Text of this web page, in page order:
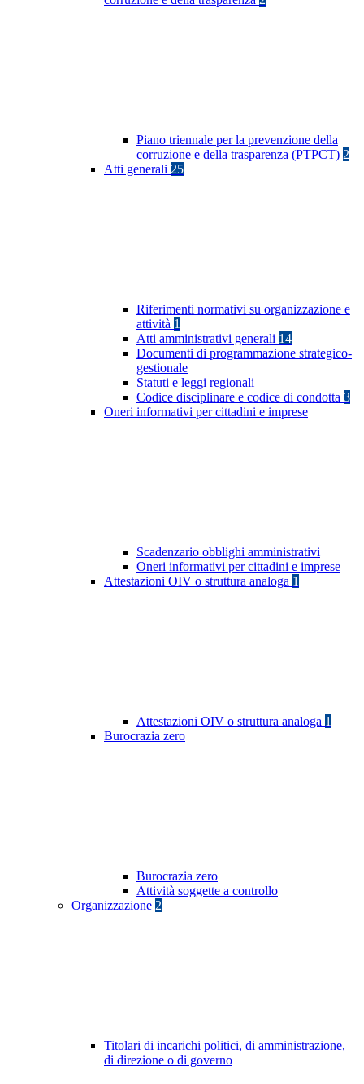
Piano triennale per la prevenzione della
corruzione e della trasparenza (PTPCT) 2
Atti generali 25
Riferimenti normativi su organizzazione e
attività 1
Atti amministrativi generali 14
Documenti di programmazione strategico-
gestionale
Statuti e leggi regionali
Codice disciplinare e codice di condotta 3
Oneri informativi per cittadini e imprese
Scadenzario obblighi amministrativi
Oneri informativi per cittadini e imprese
Attestazioni OIV o struttura analoga 1
Attestazioni OIV o struttura analoga 1
Burocrazia zero
Burocrazia zero
Attività soggette a controllo
Organizzazione 2
Titolari di incarichi politici, di amministrazione,
di direzione o di governo